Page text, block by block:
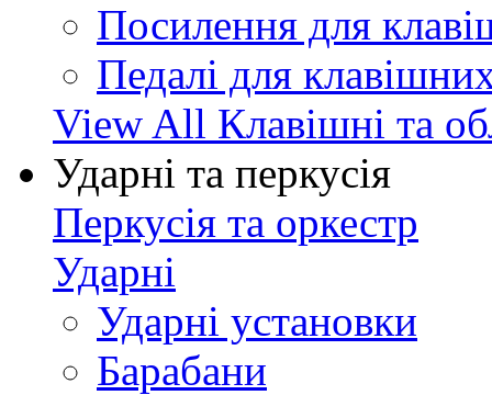
Посилення для
Педалі для
View All Клавішні та
Ударні та перкусія
Перкусія та оркестр
Ударні
Ударні установки
Барабани